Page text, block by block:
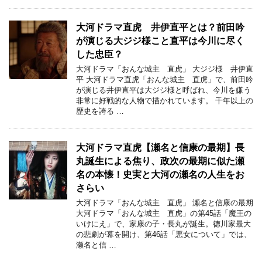
大河ドラマ直虎 井伊直平とは？前田吟
が演じる大ジジ様こと直平は今川に尽く
した忠臣？
大河ドラマ「おんな城主 直虎」 大ジジ様 井伊直
平 大河ドラマ直虎「おんな城主 直虎」で、前田吟
が演じる井伊直平は大ジジ様と呼ばれ、今川を嫌う
非常に好戦的な人物で描かれています。 千年以上の
歴史を誇る …
大河ドラマ直虎【瀬名と信康の最期】長
丸誕生による焦り、政次の最期に似た瀬
名の本懐！史実と大河の瀬名の人生をお
さらい
大河ドラマ「おんな城主 直虎」 瀬名と信康の最期
大河ドラマ「おんな城主 直虎」の第45話「魔王の
いけにえ」で、家康の子・長丸が誕生。徳川家最大
の悲劇が幕を開け、第46話「悪女について」では、
瀬名と信 …